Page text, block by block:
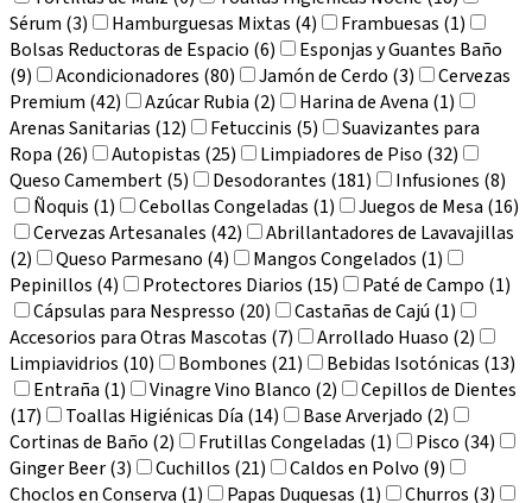
Sérum (3)
Hamburguesas Mixtas (4)
Frambuesas (1)
Bolsas Reductoras de Espacio (6)
Esponjas y Guantes Baño
(9)
Acondicionadores (80) Jamón de Cerdo (3)
Cervezas
Premium (42)
Azúcar Rubia (2)
Harina de Avena (1)
Arenas Sanitarias (12)
Fetuccinis (5)
Suavizantes para
Ropa (26)
Autopistas (25)
Limpiadores de Piso (32)
Queso Camembert (5)
Desodorantes (181)
Infusiones (8)
Ñoquis (1)
Cebollas Congeladas (1)
Juegos de Mesa (16)
Cervezas Artesanales (42)
Abrillantadores de Lavavajillas
(2)
Queso Parmesano (4)
Mangos Congelados (1)
Pepinillos (4)
Protectores Diarios (15)
Paté de Campo (1)
Cápsulas para Nespresso (20)
Castañas de Cajú (1)
Accesorios para Otras Mascotas (7)
Arrollado Huaso (2)
Limpiavidrios (10)
Bombones (21)
Bebidas Isotónicas (13)
Entraña (1)
Vinagre Vino Blanco (2)
Cepillos de Dientes
(17)
Toallas Higiénicas Día (14)
Base Arverjado (2)
Cortinas de Baño (2)
Frutillas Congeladas (1)
Pisco (34)
Ginger Beer (3)
Cuchillos (21)
Caldos en Polvo (9)
Choclos en Conserva (1)
Papas Duquesas (1)
Churros (3)